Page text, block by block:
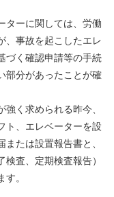
ターに関しては、労働
、事故を起こしたエレ
づく確認申請等の手続
部分があったことが確
く求められる昨今、
ト、エレベーターを設
たは設置報告書と、
査、定期検査報告）
。